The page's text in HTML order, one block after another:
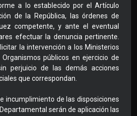
a lo establecido por el Artículo
de la República, las órdenes de
competente, y ante el eventual
efectuar la denuncia pertinente.
la intervención a los Ministerios
públicos en ejercicio de
perjuicio de las demás acciones
que correspondan.
incumplimiento de las disposiciones
serán de aplicación las